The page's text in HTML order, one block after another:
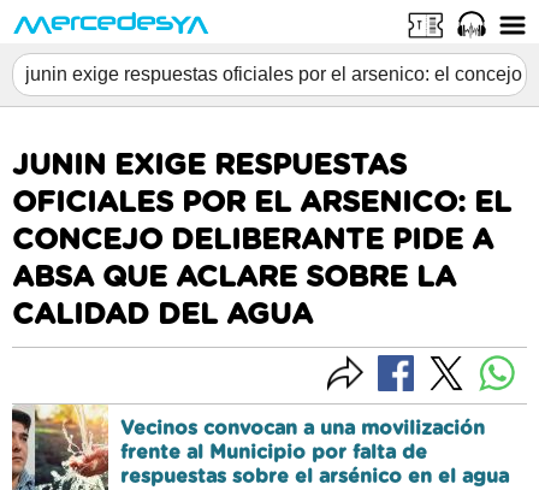
JUNIN EXIGE RESPUESTAS
OFICIALES POR EL ARSENICO: EL
CONCEJO DELIBERANTE PIDE A
ABSA QUE ACLARE SOBRE LA
CALIDAD DEL AGUA
Vecinos convocan a una movilización
frente al Municipio por falta de
respuestas sobre el arsénico en el agua